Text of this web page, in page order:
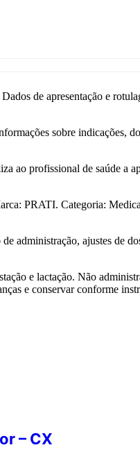
de apresentação e
sobre indicações,
ao profissional de saúde a
PRATI. Categoria:
administração, ajustes de
e lactação. Não
e conservar conforme
– CX